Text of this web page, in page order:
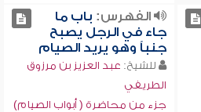
الفهرس: باب ما
جاء في الرجل يصبح
جنباً وهو يريد الصيام
للشيخ: عبد العزيز بن مرزوق
الطريفي
جزء من محاضرة ( أبواب الصيام)